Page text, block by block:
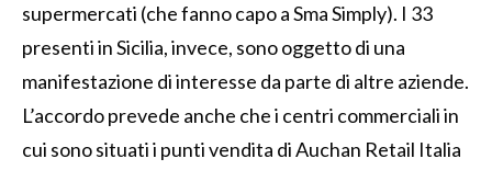
supermercati (che fanno capo a Sma Simply). I 33
presenti in Sicilia, invece, sono oggetto di una
manifestazione di interesse da parte di altre aziende.
L’accordo prevede anche che i centri commerciali in
cui sono situati i punti vendita di Auchan Retail Italia